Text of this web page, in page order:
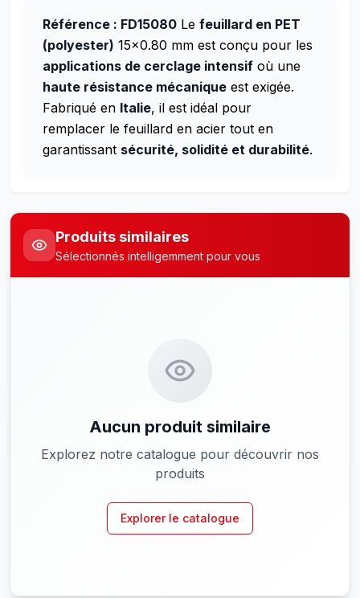
Référence : FD15080 Le feuillard en PET
(polyester) 15x0.80 mm est conçu pour les
applications de cerclage intensif où une
haute résistance mécanique est exigée.
Fabriqué en Italie, il est idéal pour
remplacer le feuillard en acier tout en
garantissant sécurité, solidité et durabilité.
Produits similaires
Sélectionnés intelligemment pour vous
Aucun produit similaire
Explorez notre catalogue pour découvrir nos
produits
Explorer le catalogue